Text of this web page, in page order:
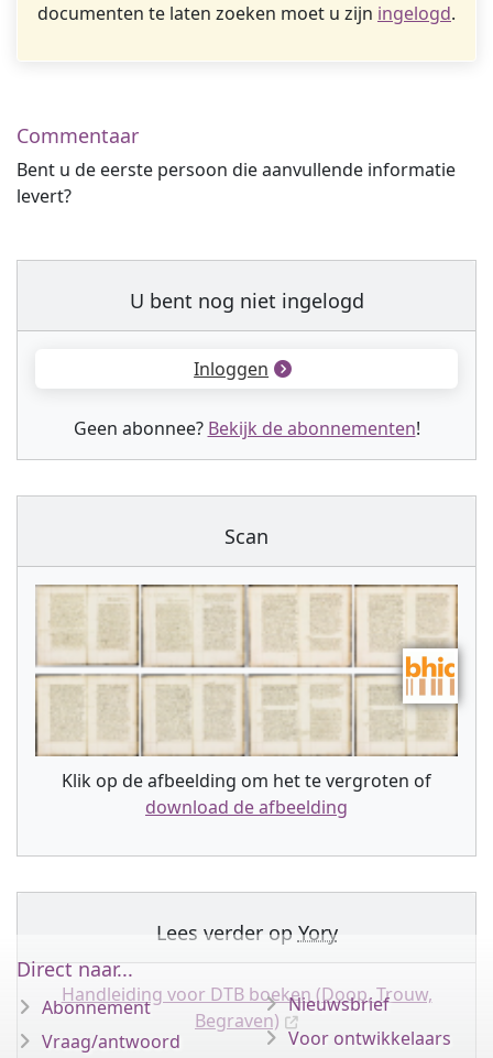
documenten te laten zoeken moet u zijn ingelogd.
Commentaar
Bent u de eerste persoon die aanvullende informatie
levert?
U bent nog niet ingelogd
Inloggen
Geen abonnee? Bekijk de abonnementen!
Scan
Klik op de afbeelding om het te vergroten of
download de afbeelding
Lees verder op Yory
Handleiding voor DTB boeken (Doop, Trouw,
Begraven)
Direct naar...
Abonnement
Vraag/antwoord
Nieuwsbrief
Voor ontwikkelaars